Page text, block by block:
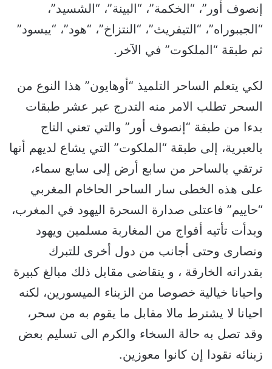
إنصوف أور”، “الخكمة”، “البينة”، “الشسيد”،
“الجيبوراه”، “التيفريث”، “النتزاخ”، “هود”، “ييسود”
ثم طبقة “الملكوت” في الآخر.
لكي يتعلم الساحر التلميذ “أوهايون” هذا النوع من
السحر تطلب الامر منه التدرج عبر عشر طبقات
بدءا من طبقة “إنصوف أور” والتي تعني التاج
بالعبرية، إلى طبقة “الملكوت” التي يشاع لديهم أنها
ترتقي بالساحر من سابع أرض إلى سابع سماء،
على هذه الخطى سار الساحر الحاخام المغربي
“حاييم” فاعتلى صدارة السحرة اليهود في المغرب،
وبدأت تأتيه أفواج من المغاربة مسلمين ويهود
ونصارى وحتى أجانب من دول أخرى للتبرك
بقدراته الخارقة ، و يتقاضى مقابل ذلك مبالغ كبيرة
واحيانا خيالية خصوصا من الزبناء الميسورين، لكنه
احيانا لا يشترط مالا مقابل ما يقوم به من سحر،
وقد تصل به حالة السخاء والكرم الى تسليم بعض
زبنائه نقودا إن كانوا معوزين.